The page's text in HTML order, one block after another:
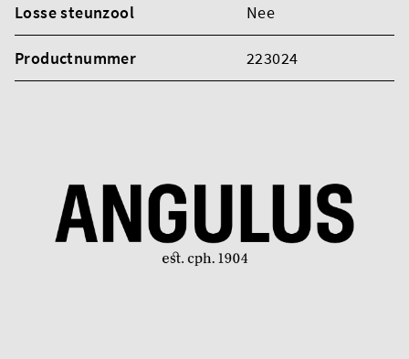
Losse steunzool Nee
Productnummer 223024